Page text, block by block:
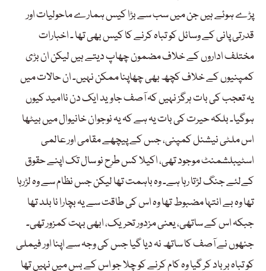
پڑے ہوئے ہیں جن میں سب سے بڑا کیس ہمارے ماحولیات اور
قدرتی پانی کے وسائل کو تباہ کرنے کا کیس بھی تھا ۔ اخبارات
مختلف اداروں کے خلاف مضمون چھاپ دیتے ہیں لیکن ان بڑی
کمپنیوں کے خلاف کچھ بھی چھاپنا ممکن نہیں۔ ان حالات میں
یہ تعجب کی بات ہرگز نہیں کہ آصف جاوید ایک دن ناامید کیوں
ہوگیا۔ بلکہ حیرت کی بات یہ ہے کہ یہ نوجوان خانیوال میں بیٹھا
اس ملٹی نیشنل کمپنی، جس کے پیچھے مقامی اور عالمی
اسٹیبلشمنٹ موجود تھی، اکیلا کس طرح نو سال تک اپنے حقوق
کےلئے جنگ لڑتا رہا ہے۔ وہ باہمت تھا لیکن جس نظام سے وہ لڑرہا
تھا وہ بے انتہا مضبوط تھا وہ اس کی طاقت سے یہ بچارا نا بلد تھا
جبکہ اس کے ساتھی، یعنی مزدور تحریک، ابھی بہت کمزور تھی۔
جنھوں نے آصف کا ساتھ نہ دیا گیا جس کی وجہ سے اپنا اور فیملی
کو تباہ برباد کر گیا وہ کام کرنے کو چلا جو اس کے بس میں نہیں تھا